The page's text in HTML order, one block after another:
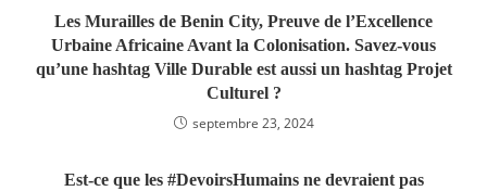
Les Murailles de Benin City, Preuve de l’Excellence
Urbaine Africaine Avant la Colonisation. Savez-vous
qu’une hashtag Ville Durable est aussi un hashtag Projet
Culturel ?
septembre 23, 2024
Est-ce que les #DevoirsHumains ne devraient pas